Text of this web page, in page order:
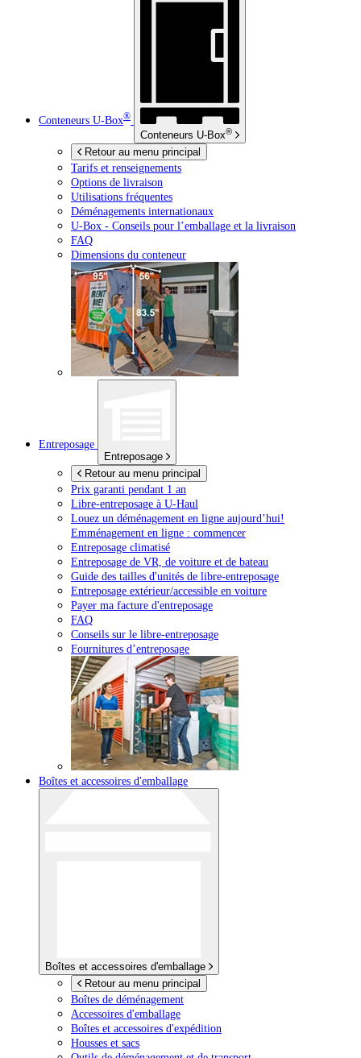
Conteneurs U-Box®
Conteneurs U-Box®
Retour au menu principal
Tarifs et renseignements
Options de livraison
Utilisations fréquentes
Déménagements internationaux
U-Box - Conseils pour l’emballage et la livraison
FAQ
Dimensions du conteneur
Entreposage
Entreposage
Retour au menu principal
Prix garanti pendant 1 an
Libre-entreposage à U-Haul
Louez un déménagement en ligne aujourd’hui!
Emménagement en ligne : commencer
Entreposage climatisé
Entreposage de VR, de voiture et de bateau
Guide des tailles d'unités de libre-entreposage
Entreposage extérieur/accessible en voiture
Payer ma facture d'entreposage
FAQ
Conseils sur le libre-entreposage
Fournitures d’entreposage
Boîtes et accessoires d'emballage
Boîtes et accessoires d'emballage
Retour au menu principal
Boîtes de déménagement
Accessoires d'emballage
Boîtes et accessoires d'expédition
Housses et sacs